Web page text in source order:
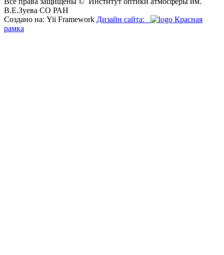
В.Е.Зуева СО РАН
Создано на: Yii Framework Дизайн сайта:
Красная
рамка